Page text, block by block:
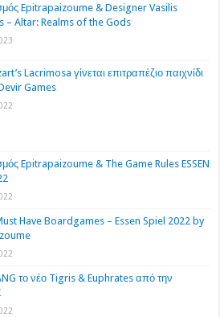
Epitrapaizoume & Designer Vasilis
– Altar: Realms of the Gods
Lacrimosa γίνεται επιτραπέζιο παιχνίδι
Games
Epitrapaizoume & The Game Rules ESSEN
Have Boardgames – Essen Spiel 2022 by
το νέο Tigris & Euphrates από την